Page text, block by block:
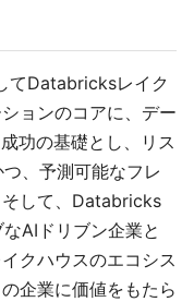
てDatabricksレイク
ョンのコアに、デー
功の基礎とし、リス
、予測可能なフレ
して、Databricks
AIドリブン企業と
クハウスのエコシス
企業に価値をもたら